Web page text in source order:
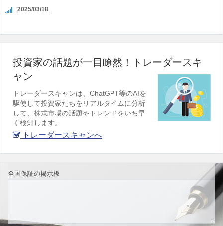
2025/03/18
投資家の話題が一目瞭然！トレーダースキ
ャン
トレーダースキャンは、ChatGPT等のAIを
駆使して投資家たちをリアルタイムに分析
して、株式市場の話題やトレンドをいち早
く検知します。
トレーダースキャンへ
全国保証の掲示板